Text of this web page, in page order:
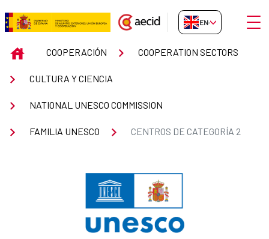
Skip to Main Content
Centros de categoría 2
EN-GB
INICIOCOOPERACIÓN COOPERATION SECTORS
CULTURA Y CIENCIA
NATIONAL UNESCO COMMISSION
FAMILIA UNESCO CENTROS DE CATEGORÍA 2